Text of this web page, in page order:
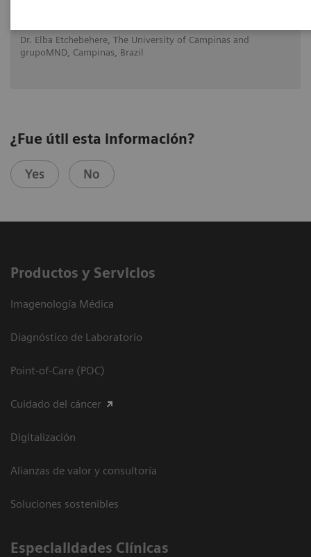
Dr. Elba Etchebehere, The University of Campinas and
grupoMND, Campinas, Brazil
¿Fue útil esta información?
Yes No
Productos y Servicios
Imagenología Médica
Diagnóstico de Laboratorio
Point-of-Care (POC)
Cuidado del cáncer
Digitalización
Alianzas de valor y consultoría
Soluciones sostenibles
Especialidades Clínicas